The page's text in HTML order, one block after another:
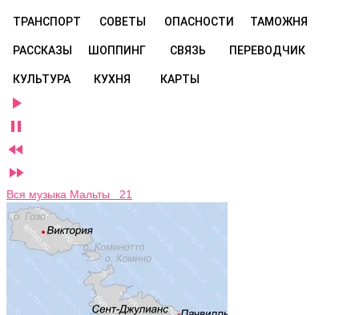
ТРАНСПОРТ СОВЕТЫ ОПАСНОСТИ ТАМОЖНЯ
РАССКАЗЫ ШОППИНГ СВЯЗЬ ПЕРЕВОДЧИК
КУЛЬТУРА КУХНЯ КАРТЫ




Вся музыка Мальты 21